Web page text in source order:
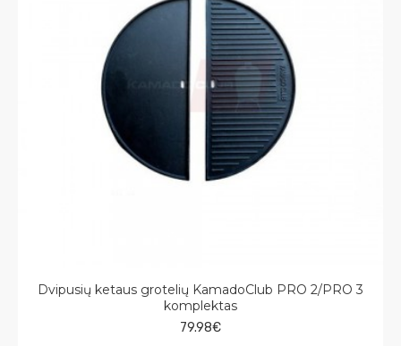
Dvipusių ketaus grotelių KamadoClub PRO 2/PRO 3
komplektas
79.98€